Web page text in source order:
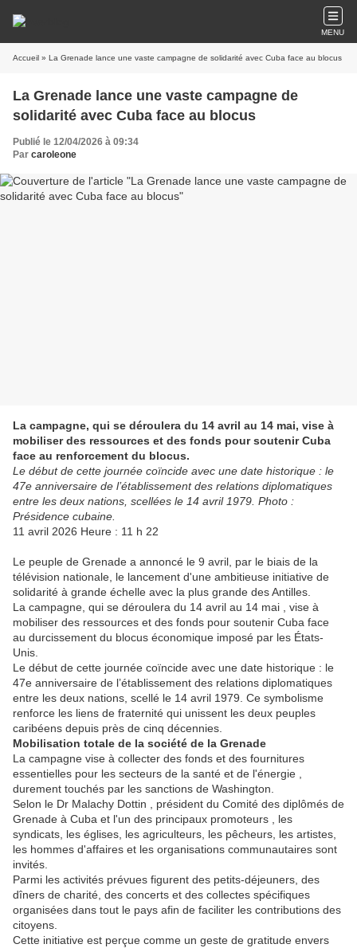
MENU
Accueil » La Grenade lance une vaste campagne de solidarité avec Cuba face au blocus
La Grenade lance une vaste campagne de
solidarité avec Cuba face au blocus
Publié le 12/04/2026 à 09:34
Par caroleone
La campagne, qui se déroulera du 14 avril au 14 mai, vise à
mobiliser des ressources et des fonds pour soutenir Cuba
face au renforcement du blocus.
Le début de cette journée coïncide avec une date historique : le
47e anniversaire de l’établissement des relations diplomatiques
entre les deux nations, scellées le 14 avril 1979. Photo :
Présidence cubaine.
11 avril 2026 Heure : 11 h 22
Le peuple de Grenade a annoncé le 9 avril, par le biais de la
télévision nationale, le lancement d'une ambitieuse initiative de
solidarité à grande échelle avec la plus grande des Antilles.
La campagne, qui se déroulera du 14 avril au 14 mai , vise à
mobiliser des ressources et des fonds pour soutenir Cuba face
au durcissement du blocus économique imposé par les États-
Unis.
Le début de cette journée coïncide avec une date historique : le
47e anniversaire de l’établissement des relations diplomatiques
entre les deux nations, scellé le 14 avril 1979. Ce symbolisme
renforce les liens de fraternité qui unissent les deux peuples
caribéens depuis près de cinq décennies.
Mobilisation totale de la société de la Grenade
La campagne vise à collecter des fonds et des fournitures
essentielles pour les secteurs de la santé et de l'énergie ,
durement touchés par les sanctions de Washington.
Selon le Dr Malachy Dottin , président du Comité des diplômés de
Grenade à Cuba et l'un des principaux promoteurs , les
syndicats, les églises, les agriculteurs, les pêcheurs, les artistes,
les hommes d'affaires et les organisations communautaires sont
invités.
Parmi les activités prévues figurent des petits-déjeuners, des
dîners de charité, des concerts et des collectes spécifiques
organisées dans tout le pays afin de faciliter les contributions des
citoyens.
Cette initiative est perçue comme un geste de gratitude envers